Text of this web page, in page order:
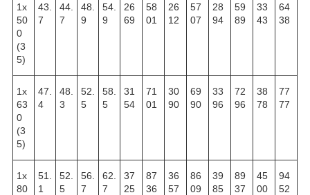
1х
50
0
(3
5)
43.
7
44.
7
48.
9
54.
9
26
69
58
01
26
12
57
07
28
94
59
89
33
43
64
38
1х
63
0
(3
5)
47.
4
48.
3
52.
5
58.
5
31
54
71
01
30
90
69
90
33
96
72
96
38
78
77
77
1х
80
51.
1
52.
5
56.
7
62.
7
37
25
87
36
36
57
86
09
39
85
89
37
45
00
94
52